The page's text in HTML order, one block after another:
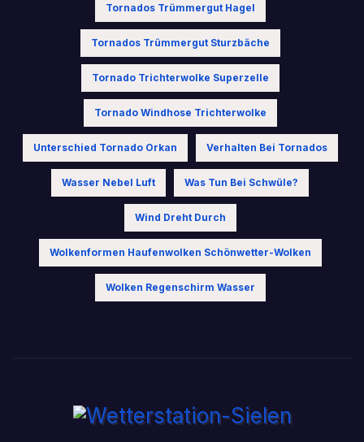
Tornados Trümmergut Hagel
Tornados Trümmergut Sturzbäche
Tornado Trichterwolke Superzelle
Tornado Windhose Trichterwolke
Unterschied Tornado Orkan Verhalten Bei Tornados
Wasser Nebel Luft Was Tun Bei Schwüle?
Wind Dreht Durch
Wolkenformen Haufenwolken Schönwetter-Wolken
Wolken Regenschirm Wasser